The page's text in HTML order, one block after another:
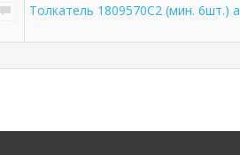
Толкатель 1809570C2 (мин. 6шт.)